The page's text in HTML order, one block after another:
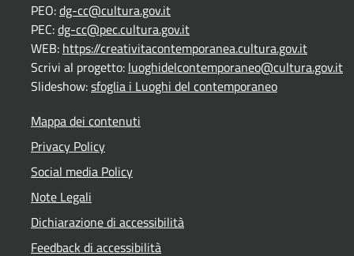
PEO:dg-cc@cultura.gov.it
PEC:dg-cc@pec.cultura.gov.it
WEB: https://creativitacontemporanea.cultura.gov.it
Scrivi al progetto: luoghidelcontemporaneo@cultura.gov.it
Slideshow:sfoglia i Luoghi del contemporaneo
Mappa dei contenuti
Privacy Policy
Social media Policy
Note Legali
Dichiarazione di accessibilità
Feedback di accessibilità